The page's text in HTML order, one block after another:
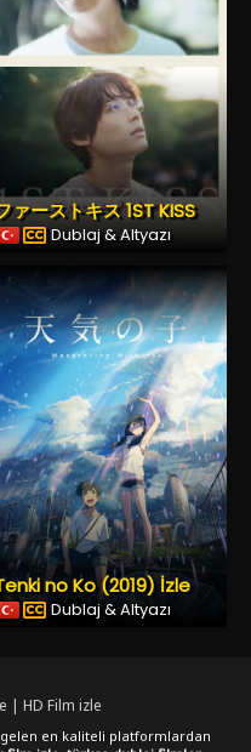
ァーストキス 1ST KISS
Dublaj & Altyazı
no Ko (2019) İzle
Dublaj & Altyazı
| HD Film izle
en kaliteli platformlardan